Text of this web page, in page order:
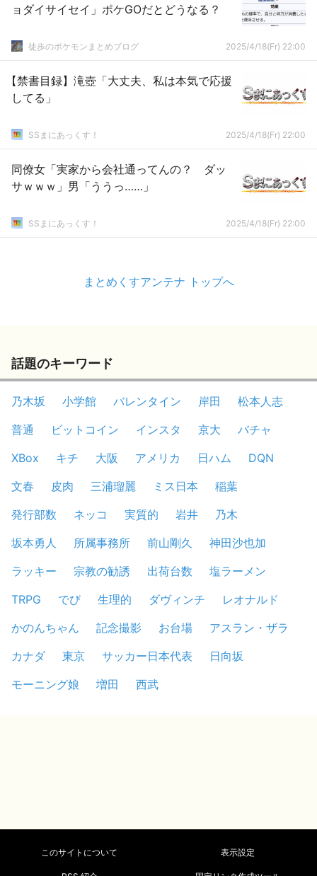
ョダイサイセイ」ポケGOだとどうなる？
徒歩のポケモンまとめブログ 2025/4/18(Fr) 22:00
【禁書目録】滝壺「大丈夫、私は本気で応援
してる」
SSまにあっくす！ 2025/4/18(Fr) 22:00
同僚女「実家から会社通ってんの？ ダッ
サｗｗｗ」男「ううっ……」
SSまにあっくす！ 2025/4/18(Fr) 22:00
まとめくすアンテナ トップへ
話題のキーワード
乃木坂 小学館 バレンタイン 岸田
松本人志
普通
ビットコイン インスタ 京大
バチャ
XBox
キチ 大阪 アメリカ 日ハム
DQN
文春
皮肉 三浦瑠麗 ミス日本
稲葉
発行部数
ネッコ 実質的 岩井
乃木
坂本勇人
所属事務所 前山剛久
神田沙也加
ラッキー
宗教の勧誘 出荷台数
塩ラーメン
TRPG
でび 生理的 ダヴィンチ
レオナルド
かのんちゃん
記念撮影 お台場
アスラン・ザラ
カナダ
東京 サッカー日本代表
日向坂
モーニング娘
増田 西武
このサイトについて 表示設定